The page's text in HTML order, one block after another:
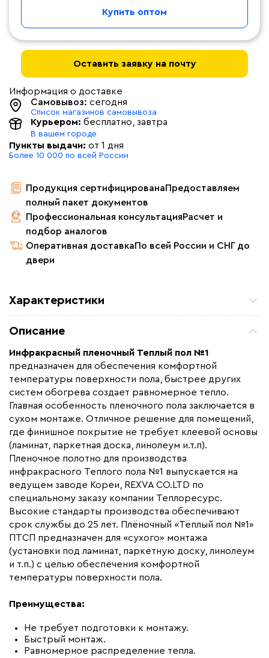
Купить оптом
Оставить заявку на почту
Информация о доставке
Самовывоз: сегодня
Список магазинов самовывоза
Курьером: бесплатно , завтра
В вашем городе
Пункты выдачи: от 1 дня
Более 10 000 по всей России
Продукция сертифицированаПредоставляем
полный пакет документов
Профессиональная консультацияРасчет и
подбор аналогов
Оперативная доставкаПо всей России и СНГ до
двери
Характеристики
Мощность (Вт)
Назначение
Под линолеум / ковролин,
Монтаж Сухой монтаж
Макс. рабочая температура (C) +65
Макс. ток нагрузки (А)
Ширина (мм)
Толщина (мм)
Длина установочного провода, м
Страна производства
Гарантия (год)
Срок службы(год) 15
Вес (кг)
Бренд
Высота (мм)
Описание
Инфракрасный пленочный Теплый пол №1
предназначен для обеспечения комфортной
температуры поверхности пола, быстрее других
систем обогрева создает равномерное тепло.
Главная особенность пленочного пола заключается в
сухом монтаже. Отличное решение для помещений,
где финишное покрытие не требует клеевой основы
(ламинат, паркетная доска, линолеум и.т.п).
Пленочное полотно для производства
инфракрасного Теплого пола №1 выпускается на
ведущем заводе Кореи, REXVA CO.LTD по
специальному заказу компании Теплоресурс.
Высокие стандарты производства обеспечивают
срок службы до 25 лет. Плёночный «Тёплый пол №1»
ПТСП предназначен для «сухого» монтажа
(установки под ламинат, паркетную доску, линолеум
и т.п.) с целью обеспечения комфортной
температуры поверхности пола.
Преимущества:
Не требует подготовки к монтажу.
Быстрый монтаж.
Равномерное распределение тепла.